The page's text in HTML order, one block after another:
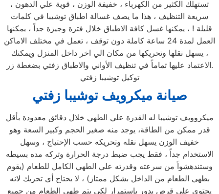
تستهلك الكثير من الكهرباء ، خفيفة الوزن ، قوية علي الدهون ،
سريعة التنظيف ، هذا ما يصف غسالة اطباق توشيبا في كلمات
قليلة ! ، يمكنها غسل كافة الاطباق خلال فترة وجيزة جداً ، يمكنها
العمل لمدة 24 ساعة كاملة دون توقف ، تعمل في مختلف الاماكن
، يسهل نقلها وتحريكها من مكان الي اخر داخل المنزل ويمكنك
الاعتماد عليها تماماً في تنظيف الأواني والاطباق زفتي بضغطة زر.
توكيل توشيبا زفتي
صيانة ميكرويف توشيبا زفتي
ميكروويف توشيبا له القدرة علي الطهي خلال دقائق معدودة بأقل
قدر ممكن من الطاقة، يوجد منه صغير الحجم وكبير السعة وهو
خفيف الوزن يسهل نقله وتحريكه حسب الإحتياج ، وسهل
الاستخدام جداً ، فقط يجب ضبط درجة الحرارة وتركه مده بسيطه
وستندهشواً من سرعته وقدرته علي الطهي الكامل للطعام (يقوم
بطهي الطعام من الداخل بشكل ممتاز) ، لا يحتاج أي تحريك لانه
يحتوي علي قرص يدور بإستمرار لكي يتم طهي الطعام من جميع